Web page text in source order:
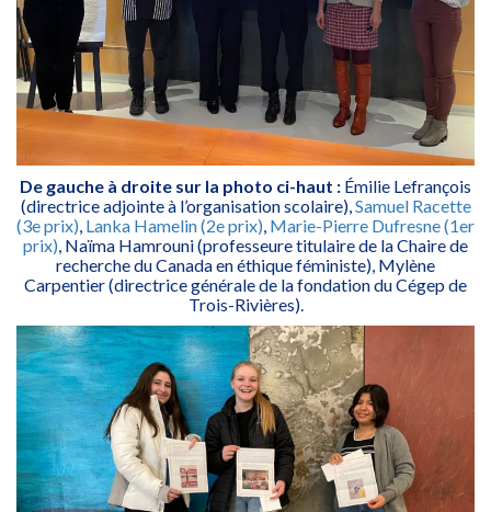
De gauche à droite sur la photo ci-haut : Émilie Lefrançois
(directrice adjointe à l’organisation scolaire), Samuel Racette
(3e prix) Lanka Hamelin (2e prix) Marie-Pierre Dufresne (1er
prix) , Naïma Hamrouni (professeure titulaire de la Chaire de
recherche du Canada en éthique féministe), Mylène
Carpentier (directrice générale de la fondation du Cégep de
Trois-Rivières).